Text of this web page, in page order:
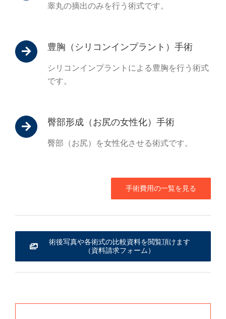
睾丸の摘出のみを行う術式です。
豊胸（シリコンインプラント）手術
シリコンインプラントによる豊胸を行う術式
です。
臀部形成（お尻の女性化）手術
臀部（お尻）を女性化させる術式です。
手術費用の一覧を見る
術後写真や各術式の比較資料を閲覧頂けます
（資料請求フォーム）